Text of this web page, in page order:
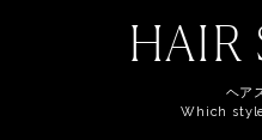
HAIR
ヘア
Which